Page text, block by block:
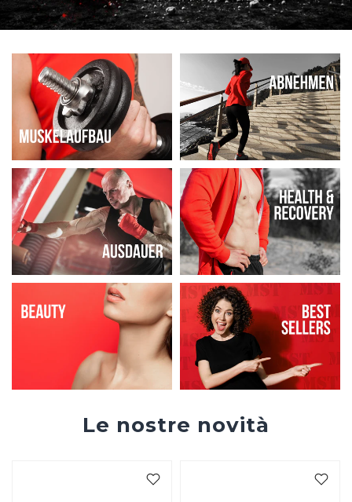
Le nostre novità